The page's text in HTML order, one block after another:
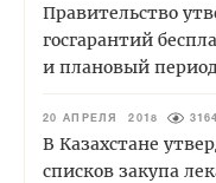
Правительство
госгарантий
и плановый
20 АПРЕЛЯ 2018 3164
В Казахстане
списков закупа